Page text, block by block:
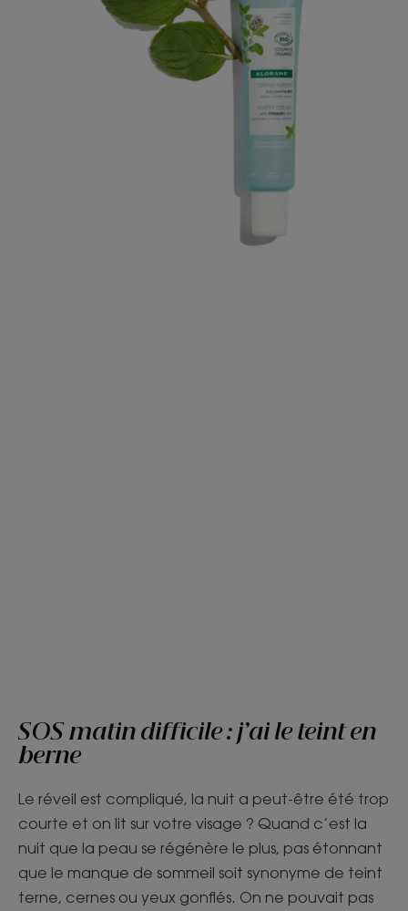
SOS matin difficile : j’ai le teint en
berne
Le réveil est compliqué, la nuit a peut-être été trop
courte et on lit sur votre visage ? Quand c’est la
nuit que la peau se régénère le plus, pas étonnant
que le manque de sommeil soit synonyme de teint
terne, cernes ou yeux gonflés. On ne pouvait pas